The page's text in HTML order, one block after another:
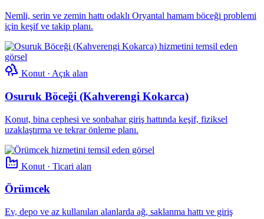
Nemli, serin ve zemin hattı odaklı Oryantal hamam böceği problemi
için keşif ve takip planı.
Konut · Açık alan
Osuruk Böceği (Kahverengi Kokarca)
Konut, bina cephesi ve sonbahar giriş hattında keşif, fiziksel
uzaklaştırma ve tekrar önleme planı.
Konut · Ticari alan
Örümcek
Ev, depo ve az kullanılan alanlarda ağ, saklanma hattı ve giriş